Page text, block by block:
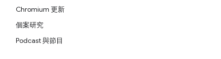
Chromium 更新
個案研究
Podcast 與節目